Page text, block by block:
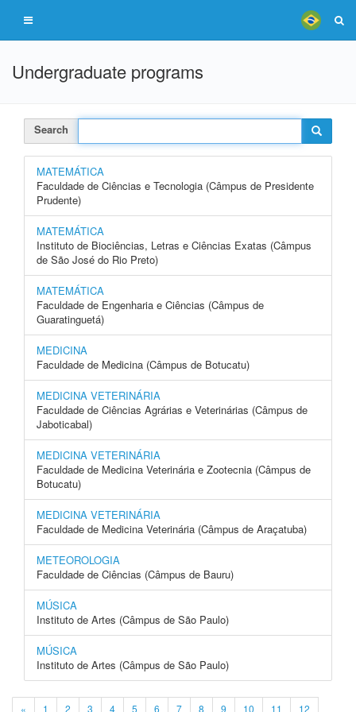
Undergraduate programs
Search
MATEMÁTICA
Faculdade de Ciências e Tecnologia (Câmpus de Presidente
Prudente)
MATEMÁTICA
Instituto de Biociências, Letras e Ciências Exatas (Câmpus
de São José do Rio Preto)
MATEMÁTICA
Faculdade de Engenharia e Ciências (Câmpus de
Guaratinguetá)
MEDICINA
Faculdade de Medicina (Câmpus de Botucatu)
MEDICINA VETERINÁRIA
Faculdade de Ciências Agrárias e Veterinárias (Câmpus de
Jaboticabal)
MEDICINA VETERINÁRIA
Faculdade de Medicina Veterinária e Zootecnia (Câmpus de
Botucatu)
MEDICINA VETERINÁRIA
Faculdade de Medicina Veterinária (Câmpus de Araçatuba)
METEOROLOGIA
Faculdade de Ciências (Câmpus de Bauru)
MÚSICA
Instituto de Artes (Câmpus de São Paulo)
MÚSICA
Instituto de Artes (Câmpus de São Paulo)
« 1 2 3 4 5 6 7 8 9 10 11 12